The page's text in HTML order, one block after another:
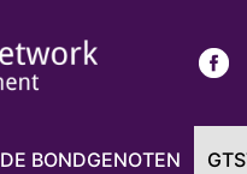
DE BONDGENOTEN